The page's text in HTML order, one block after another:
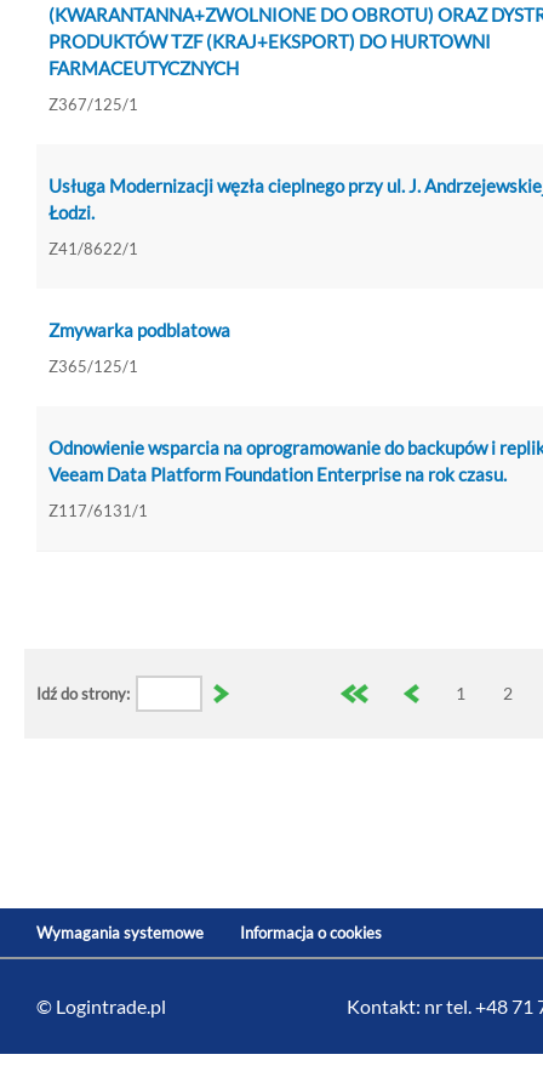
(KWARANTANNA+ZWOLNIONE DO OBROTU) ORAZ
PRODUKTÓW TZF (KRAJ+EKSPORT) DO HURTOWNI
FARMACEUTYCZNYCH
Z367/125/1
Usługa Modernizacji węzła cieplnego przy ul. J.
Łodzi.
Z41/8622/1
Zmywarka podblatowa
Z365/125/1
Odnowienie wsparcia na oprogramowanie do backupów i
Veeam Data Platform Foundation Enterprise na rok czasu.
Z117/6131/1
Idź do strony: 1 2
Wymagania systemowe Informacja o cookies
© Logintrade.pl Kontakt: nr tel. +48 71